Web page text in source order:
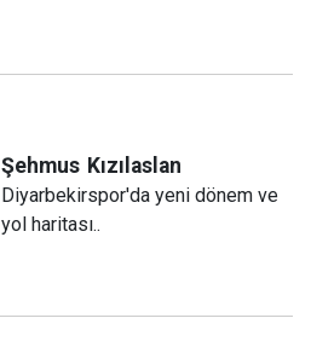
Şehmus Kızılaslan
Diyarbekirspor'da yeni dönem ve
yol haritası..